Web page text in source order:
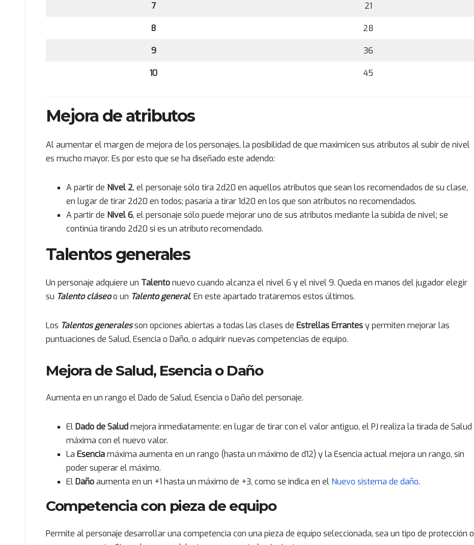
7 21
8 28
9 36
10 45
Mejora de atributos
Al aumentar el margen de mejora de los personajes, la posibilidad de que maximicen sus atributos al subir de nivel
es mucho mayor. Es por esto que se ha diseñado este adendo:
A partir de Nivel 2, el personaje sólo tira 2d20 en aquellos atributos que sean los recomendados de su clase,
en lugar de tirar 2d20 en todos; pasaría a tirar 1d20 en los que son atributos no recomendados.
A partir de Nivel 6, el personaje sólo puede mejorar uno de sus atributos mediante la subida de nivel; se
continúa tirando 2d20 si es un atributo recomendado.
Talentos generales
Un personaje adquiere un Talentonuevo cuando alcanza el nivel 6 y el nivel 9. Queda en manos del jugador elegir
su Talento cláseoo un Talento general. En este apartado trataremos estos últimos.
Los Talentos generalesson opciones abiertas a todas las clases de Estrellas Errantesy permiten mejorar las
puntuaciones de Salud, Esencia o Daño, o adquirir nuevas competencias de equipo.
Mejora de Salud, Esencia o Daño
Aumenta en un rango el Dado de Salud, Esencia o Daño del personaje.
ElDado de Saludmejora inmediatamente: en lugar de tirar con el valor antiguo, el PJ realiza la tirada de Salud
máxima con el nuevo valor.
La Esenciamáxima aumenta en un rango (hasta un máximo de d12) y la Esencia actual mejora un rango, sin
poder superar el máximo.
ElDañoaumenta en un +1 hasta un máximo de +3, como se indica en el Nuevo sistema de daño.
Competencia con pieza de equipo
Permite al personaje desarrollar una competencia con una pieza de equipo seleccionada, sea un tipo de protección o